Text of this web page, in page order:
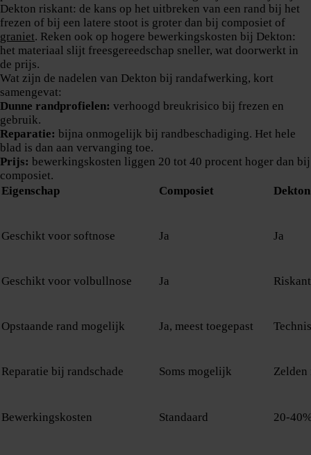
Dekton riskant: de kans op het uitbreken van een rand bij het
frezen of bij een latere stoot is groter dan bij composiet of
graniet. Reken ook op hogere bewerkingskosten bij Dekton:
het materiaal slijt freesgereedschap sneller, wat doorwerkt in
de prijs.
Wat zijn de nadelen van Dekton bij randafwerking, kort
samengevat:
Dunne randprofielen: verhoogd breukrisico bij frezen en
gebruik.
Reparatie: bijna onmogelijk bij randbeschadiging. Het hele
blad is dan aan vervanging toe.
Prijs: bewerkingskosten liggen 20 tot 40 procent hoger dan bij
composiet.
Eigenschap
Composiet
Geschikt voor softnose Ja Ja
Geschikt voor volbullnose Ja
Opstaande rand mogelijk Ja, meest toegepast
Reparatie bij randschade Soms mogelijk
Bewerkingskosten Standaard 20-